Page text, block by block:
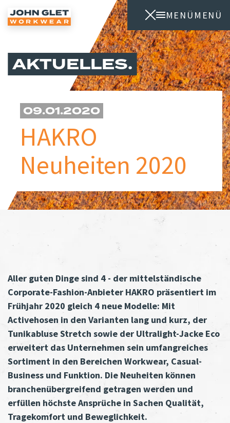
MENÜ
MENÜ
AKTUELLES
HAKRO
Neuheiten 2020
09.01.2020
Aller guten Dinge sind 4 - der mittelständische
Corporate-Fashion-Anbieter HAKRO präsentiert im
Frühjahr 2020 gleich 4 neue Modelle: Mit
Activehosen in den Varianten lang und kurz, der
Tunikabluse Stretch sowie der Ultralight-Jacke Eco
erweitert das Unternehmen sein umfangreiches
Sortiment in den Bereichen Workwear, Casual-
Business und Funktion. Die Neuheiten können
branchenübergreifend getragen werden und
erfüllen höchste Ansprüche in Sachen Qualität,
Tragekomfort und Beweglichkeit.